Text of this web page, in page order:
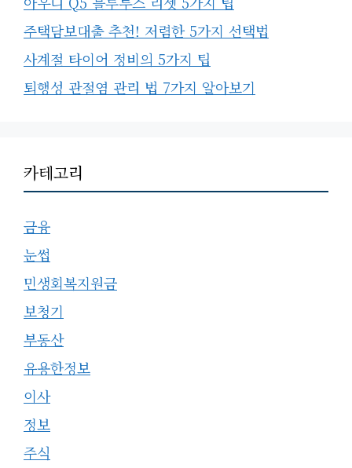
주택담보대출 추천! 저렴한 5가지 선택법
사계절 타이어 정비의 5가지 팁
퇴행성 관절염 관리 법 7가지 알아보기
카테고리
금융
눈썹
민생회복지원금
보청기
부동산
유용한정보
이사
정보
주식